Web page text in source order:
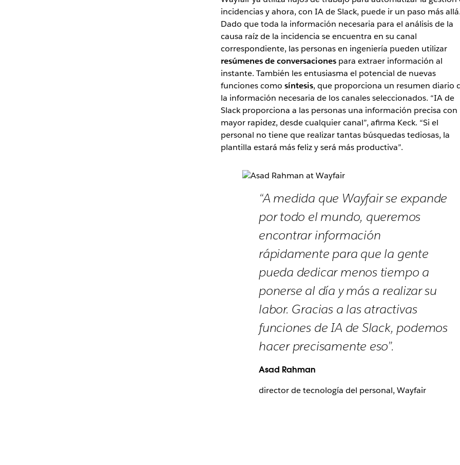
incidencias y ahora, con IA de Slack, puede ir un paso más
Dado que toda la información necesaria para el análisis de la
causa raíz de la incidencia se encuentra en su canal
correspondiente, las personas en ingeniería pueden utilizar
resúmenes de conversacionespara extraer información al
instante. También les entusiasma el potencial de nuevas
funciones como síntesis, que proporciona un resumen diario
la información necesaria de los canales seleccionados. “IA de
Slack proporciona a las personas una información precisa con
mayor rapidez, desde cualquier canal”, afirma Keck. “Si el
personal no tiene que realizar tantas búsquedas tediosas, la
plantilla estará más feliz y será más productiva”.
“A medida que Wayfair se expande
por todo el mundo, queremos
encontrar información
rápidamente para que la gente
pueda dedicar menos tiempo a
ponerse al día y más a realizar su
labor. Gracias a las atractivas
funciones de IA de Slack, podemos
hacer precisamente eso”.
Asad Rahman
director de tecnología del personal, Wayfair